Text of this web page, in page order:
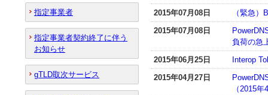
2015年07月08日
（緊急
2015年07月08日
負荷の急
2015年06月25日
Interop
2015年04月27日
（2015
指定事業者
指定事業者契約終了に伴う
お知らせ
gTLD取次サービス